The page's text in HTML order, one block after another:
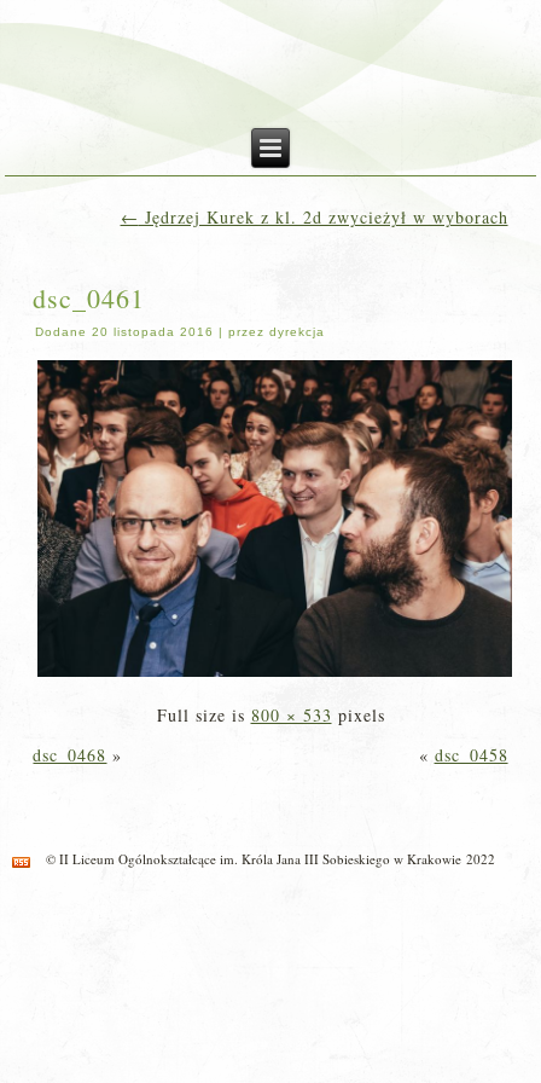
← Jędrzej Kurek z kl. 2d zwycieżył w wyborach
dsc_0461
Dodane 20 listopada 2016 |przez dyrekcja
Full size is 800 × 533 pixels
dsc_0468 » « dsc_0458
© II Liceum Ogólnokształcące im. Króla Jana III Sobieskiego w Krakowie 2022